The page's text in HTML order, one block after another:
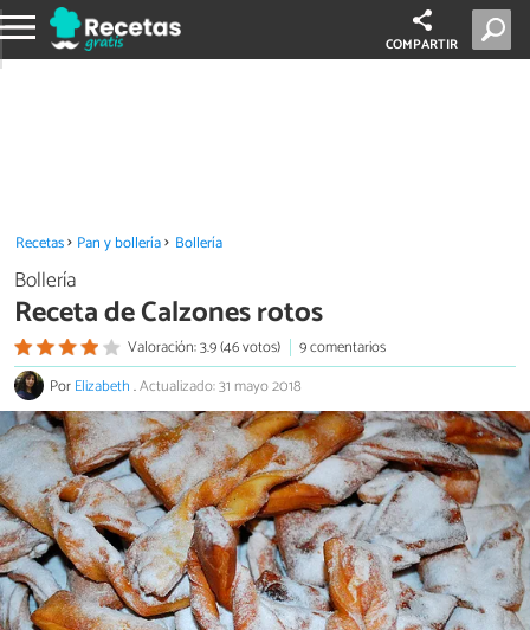
COMPARTIR
Recetas Pan y bollería Bollería
Bollería
Receta de Calzones rotos
Valoración: 3.9 (46 votos)
9 comentarios
PorElizabeth.Actualizado: 31 mayo 2018